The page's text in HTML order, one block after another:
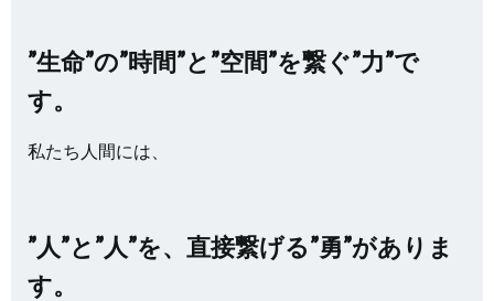
”生命”の”時間”と”空間”を繋ぐ”力”で
す。
私たち人間には、
”人”と”人”を、直接繋げる”勇”がありま
す。